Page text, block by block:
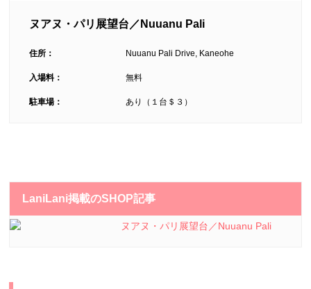
ヌアヌ・パリ展望台／Nuuanu Pali
住所： Nuuanu Pali Drive, Kaneohe
入場料： 無料
駐車場： あり（１台＄３）
LaniLani掲載のSHOP記事
ヌアヌ・パリ展望台／Nuuanu Pali